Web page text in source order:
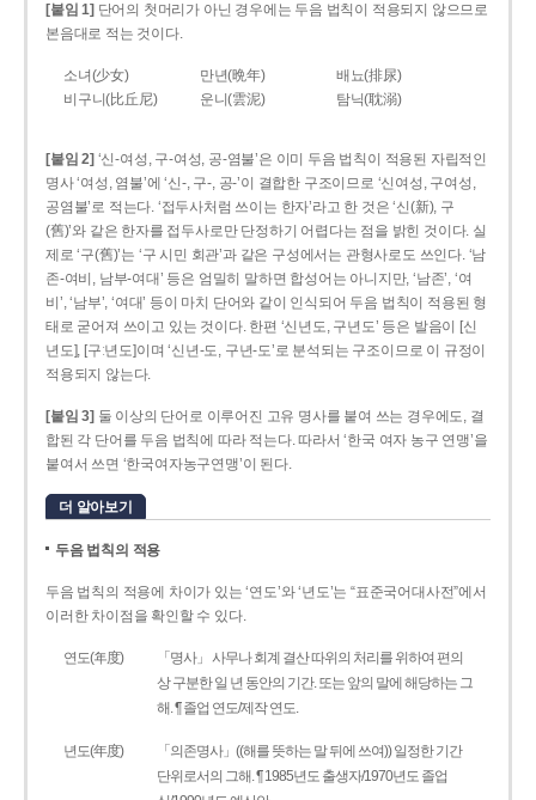
[붙임 1] 단어의 첫머리가 아닌 경우에는 두음 법칙이 적용되지 않으므로
본음대로 적는 것이다.
소녀(少女) 만년(晩年)
배뇨(排尿)
비구니(比丘尼)
운니(雲泥) 탐닉(耽溺)
[붙임 2] ‘신-여성, 구-여성, 공-염불’은 이미 두음 법칙이 적용된 자립적인
명사 ‘여성, 염불’에 ‘신-, 구-, 공-’이 결합한 구조이므로 ‘신여성, 구여성,
공염불’로 적는다. ‘접두사처럼 쓰이는 한자’라고 한 것은 ‘신(新), 구
(舊)’와 같은 한자를 접두사로만 단정하기 어렵다는 점을 밝힌 것이다. 실
제로 ‘구(舊)’는 ‘구 시민 회관’과 같은 구성에서는 관형사로도 쓰인다. ‘남
존­-여비, 남부-­여대’ 등은 엄밀히 말하면 합성어는 아니지만, ‘남존’, ‘여
비’, ‘남부’, ‘여대’ 등이 마치 단어와 같이 인식되어 두음 법칙이 적용된 형
태로 굳어져 쓰이고 있는 것이다. 한편 ‘신년도, 구년도’ 등은 발음이 [신
년도], [구ː년도]이며 ‘신년­-도, 구년-­도’로 분석되는 구조이므로 이 규정이
적용되지 않는다.
[붙임 3] 둘 이상의 단어로 이루어진 고유 명사를 붙여 쓰는 경우에도, 결
합된 각 단어를 두음 법칙에 따라 적는다. 따라서 ‘한국 여자 농구 연맹’을
붙여서 쓰면 ‘한국여자농구연맹’이 된다.
더 알아보기
두음 법칙의 적용
두음 법칙의 적용에 차이가 있는 ‘연도’와 ‘년도’는 “표준국어대사전”에서
이러한 차이점을 확인할 수 있다.
연도(年度)
「명사」 사무나 회계 결산 따위의 처리를 위하여 편의
상 구분한 일 년 동안의 기간. 또는 앞의 말에 해당하는 그
해. ¶ 졸업 연도/제작 연도.
년도(年度)
「의존명사」((해를 뜻하는 말 뒤에 쓰여)) 일정한 기간
단위로서의 그해. ¶ 1985년도 출생자/1970년도 졸업